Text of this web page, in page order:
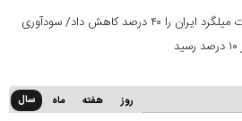
تعرفه ۳۰ درصدی عراق صادرات میلگرد ایران را ۴۰ درصد کاهش داد/ سودآوری
روز هفته ماه سال